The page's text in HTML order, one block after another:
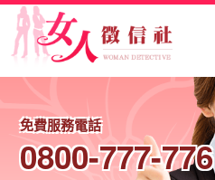
免費服務電話
0800-777-776